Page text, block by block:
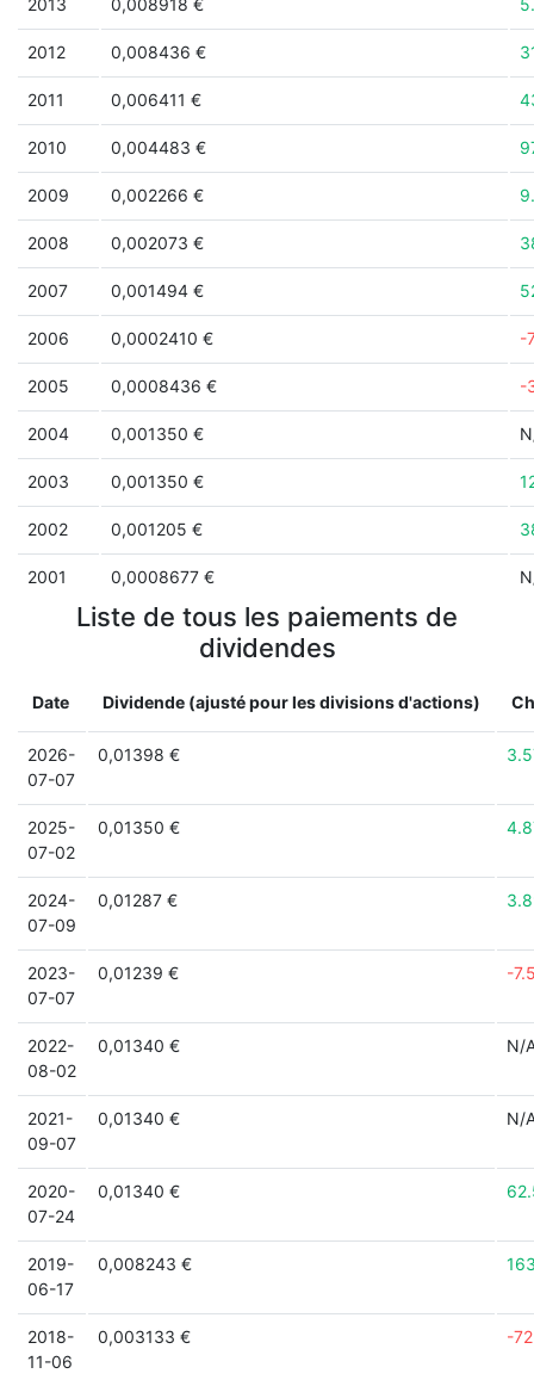
2013 0,008918 €
2012 0,008436 €
2011 0,006411 €
2010 0,004483 €
2009 0,002266 €
2008 0,002073 €
2007 0,001494 €
2006 0,0002410 € -
2005 0,0008436 € -
2004 0,001350 €
2003 0,001350 €
2002 0,001205 €
2001 0,0008677 €
Liste de tous les paiements de
dividendes
Date Dividende (ajusté pour les divisions d'actions)
2026-
07-07
0,01398 €
2025-
07-02
0,01350 €
2024-
07-09
0,01287 €
2023-
07-07
0,01239 € -
2022-
08-02
0,01340 € N/
2021-
09-07
0,01340 € N/
2020-
07-24
0,01340 €
2019-
06-17
0,008243 €
2018-
11-06
0,003133 € -